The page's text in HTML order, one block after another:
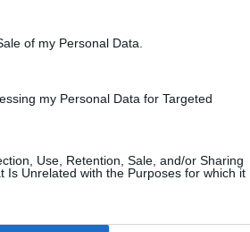
of my Personal Data.
my Personal Data for Targeted
Use, Retention, Sale, and/or Sharing
Is Unrelated with the Purposes for which it